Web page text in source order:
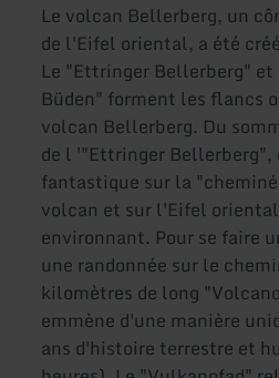
Le volcan Bellerberg, un
de l'Eifel oriental, a été
Le "Ettringer Bellerberg"
Büden" forment les flancs
volcan Bellerberg. Du
de l '"Ettringer Bellerberg",
fantastique sur la
volcan et sur l'Eifel
environnant. Pour se faire
une randonnée sur le
kilomètres de long
emmène d'une manière
ans d'histoire terrestre et